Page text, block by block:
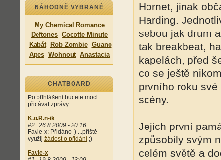
NÁHODNĚ VYBRANÉ
My Chemical Romance
Deftones Cocotte Minute
Kabát
Rob Zombie Guano
Apes Wohnout Anastacia
CHATBOARD
Po přihlášení budete moci
přidávat zprávy.
K.o.R.n-ik
#2 | 26.8.2009 - 20:16
Favle-x: Přidáno :) ...příště
využij žádost o přidání ;)
Favle-x
Hornet, jinak
Harding.
sebou jak drum
tak breakbeat,
kapelách, před
co se ještě
prvního roku
scény.
Jejich první
způsobily svým
celém světě a